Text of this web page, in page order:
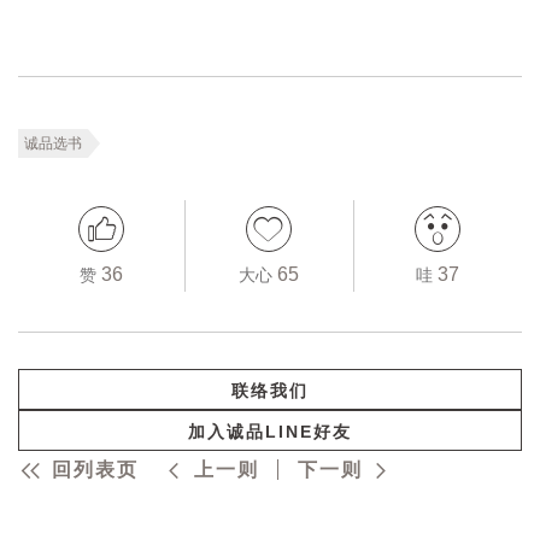
诚品选书
赞36 大心65 哇37
联络我们
加入诚品LINE好友
回列表页 上一则 下一则